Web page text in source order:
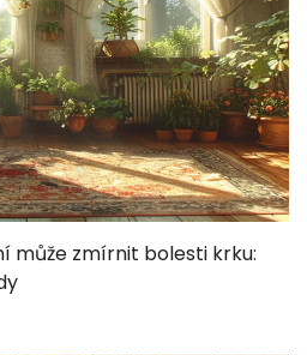
může zmírnit bolesti krku: